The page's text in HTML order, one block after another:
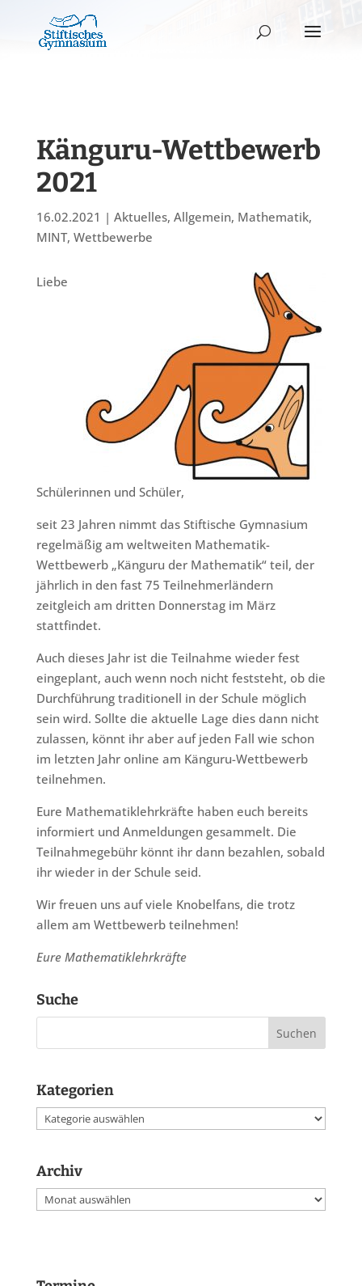
Känguru-Wettbewerb
2021
16.02.2021 | Aktuelles, Allgemein, Mathematik,
MINT, Wettbewerbe
Liebe
Schülerinnen und Schüler,
seit 23 Jahren nimmt das Stiftische Gymnasium
regelmäßig am weltweiten Mathematik-
Wettbewerb „Känguru der Mathematik“ teil, der
jährlich in den fast 75 Teilnehmerländern
zeitgleich am dritten Donnerstag im März
stattfindet.
Auch dieses Jahr ist die Teilnahme wieder fest
eingeplant, auch wenn noch nicht feststeht, ob die
Durchführung traditionell in der Schule möglich
sein wird. Sollte die aktuelle Lage dies dann nicht
zulassen, könnt ihr aber auf jeden Fall wie schon
im letzten Jahr online am Känguru-Wettbewerb
teilnehmen.
Eure Mathematiklehrkräfte haben euch bereits
informiert und Anmeldungen gesammelt. Die
Teilnahmegebühr könnt ihr dann bezahlen, sobald
ihr wieder in der Schule seid.
Wir freuen uns auf viele Knobelfans, die trotz
allem am Wettbewerb teilnehmen!
Eure Mathematiklehrkräfte
Suche
Kategorien
Kategorien
Archiv
Archiv